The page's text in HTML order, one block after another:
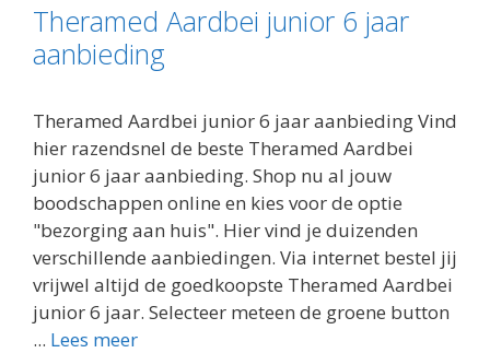
Theramed Aardbei junior 6 jaar
aanbieding
Theramed Aardbei junior 6 jaar aanbieding Vind
hier razendsnel de beste Theramed Aardbei
junior 6 jaar aanbieding. Shop nu al jouw
boodschappen online en kies voor de optie
"bezorging aan huis". Hier vind je duizenden
verschillende aanbiedingen. Via internet bestel jij
vrijwel altijd de goedkoopste Theramed Aardbei
junior 6 jaar. Selecteer meteen de groene button
... Lees meer